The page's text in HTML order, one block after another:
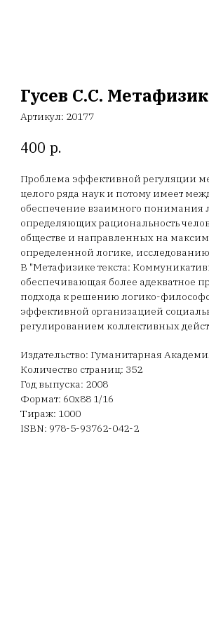
Гусев С.С.
Артикул: 20177
400 р.
Проблема эффективной регуляции
целого ряда наук и потому имеет
обеспечение взаимного понимания
определяющих рациональность
обществе и направленных на
определенной логике,
В "Метафизике текста:
обеспечивающая более адекватное
подхода к решению логико-
эффективной организацией
регулированием коллективных
Издательство: Гуманитарная
Количество страниц: 352
Год выпуска: 2008
Формат: 60х88 1/16
Тираж: 1000
ISBN: 978-5-93762-042-2